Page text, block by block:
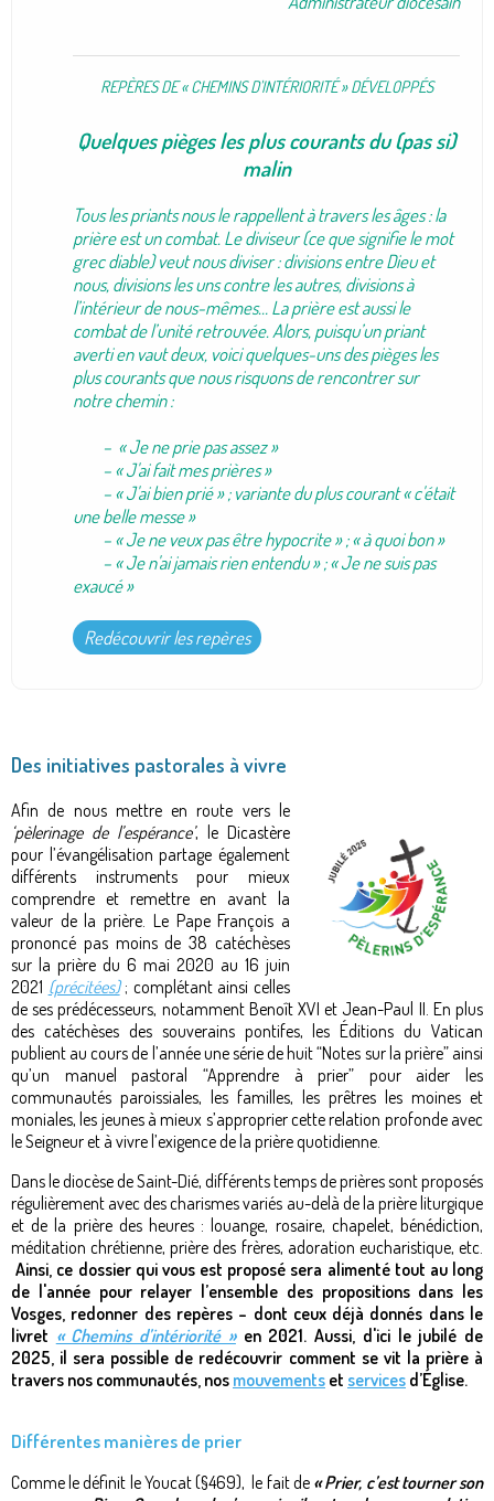
REPÈRES DE « CHEMINS D'INTÉRIORITÉ » DÉVELOPPÉS
Quelques pièges les plus courants du (pas si)
malin
Tous les priants nous le rappellent à travers les âges : la
prière est un combat. Le diviseur (ce que signifie le mot
grec diable) veut nous diviser : divisions entre Dieu et
nous, divisions les uns contre les autres, divisions à
l’intérieur de nous-mêmes… La prière est aussi le
combat de l’unité retrouvée. Alors, puisqu’un priant
averti en vaut deux, voici quelques-uns des pièges les
plus courants que nous risquons de rencontrer sur
notre chemin :
– « Je ne prie pas assez »
– « J'ai fait mes prières »
– « J'ai bien prié » ; variante du plus courant « c'était
une belle messe »
– « Je ne veux pas être hypocrite » ; « à quoi bon »
– « Je n'ai jamais rien entendu » ; « Je ne suis pas
exaucé »
Redécouvrir les repères
Des initiatives pastorales à vivre
Afin de nous mettre en route vers le
‘pèlerinage de l’espérance’, le Dicastère
pour l’évangélisation partage également
différents instruments pour mieux
comprendre et remettre en avant la
valeur de la prière. Le Pape François a
prononcé pas moins de 38 catéchèses
sur la prière du 6 mai 2020 au 16 juin
2021 (précitées); complétant ainsi celles
de ses prédécesseurs, notamment Benoît XVI et Jean-Paul II. En plus
des catéchèses des souverains pontifes, les Éditions du Vatican
publient au cours de l’année une série de huit “Notes sur la prière” ainsi
qu’un manuel pastoral “Apprendre à prier” pour aider les
communautés paroissiales, les familles, les prêtres les moines et
moniales, les jeunes à mieux s’approprier cette relation profonde avec
le Seigneur et à vivre l’exigence de la prière quotidienne.
Dans le diocèse de Saint-Dié, différents temps de prières sont proposés
régulièrement avec des charismes variés au-delà de la prière liturgique
et de la prière des heures : louange, rosaire, chapelet, bénédiction,
méditation chrétienne, prière des frères, adoration eucharistique, etc.
Ainsi, ce dossier qui vous est proposé sera alimenté tout au long
de l'année pour relayer l’ensemble des propositions dans les
Vosges, redonner des repères – dont ceux déjà donnés dans le
livret « Chemins d’intériorité » en 2021. Aussi, d'ici le jubilé de
2025, il sera possible de redécouvrir comment se vit la prière à
travers nos communautés, nos mouvements et services d’Église.
Différentes manières de prier
Comme le définit le Youcat (§469), le fait de « Prier, c’est tourner son